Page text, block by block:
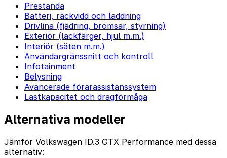
Prestanda
Batteri, räckvidd och laddning
Drivlina (fjädring, bromsar, styrning)
Exteriör (lackfärger, hjul m.m.)
Interiör (säten m.m.)
Användargränssnitt och kontroll
Infotainment
Belysning
Avancerade förarassistanssystem
Lastkapacitet och dragförmåga
Alternativa modeller
Jämför Volkswagen ID.3 GTX Performance med dessa
alternativ: